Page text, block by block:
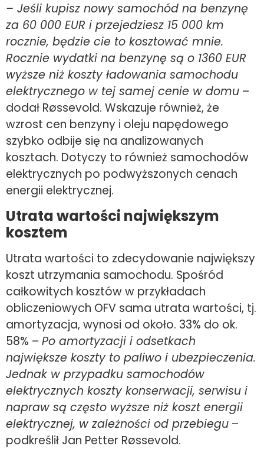
– Jeśli kupisz nowy samochód na benzynę
za 60 000 EUR i przejedziesz 15 000 km
rocznie, będzie cie to kosztować mnie.
Rocznie wydatki na benzynę są o 1360 EUR
wyższe niż koszty ładowania samochodu
elektrycznego w tej samej cenie w domu –
dodał Røssevold. Wskazuje również, że
wzrost cen benzyny i oleju napędowego
szybko odbije się na analizowanych
kosztach. Dotyczy to również samochodów
elektrycznych po podwyższonych cenach
energii elektrycznej.
Utrata wartości największym
kosztem
Utrata wartości to zdecydowanie największy
koszt utrzymania samochodu. Spośród
całkowitych kosztów w przykładach
obliczeniowych OFV sama utrata wartości, tj.
amortyzacja, wynosi od około. 33% do ok.
58% – Po amortyzacji i odsetkach
największe koszty to paliwo i ubezpieczenia.
Jednak w przypadku samochodów
elektrycznych koszty konserwacji, serwisu i
napraw są często wyższe niż koszt energii
elektrycznej, w zależności od przebiegu –
podkreślił Jan Petter Røssevold.